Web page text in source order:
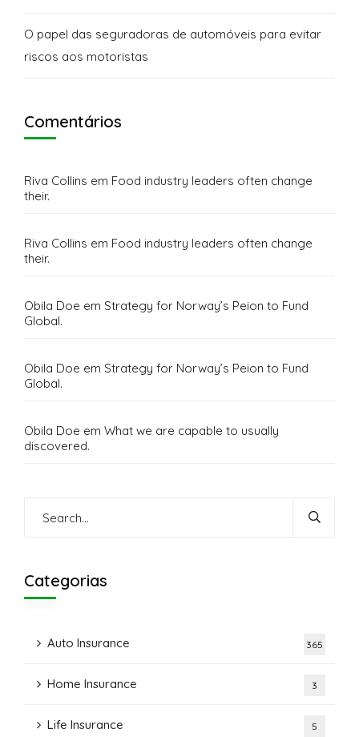
O papel das seguradoras de automóveis para evitar
riscos aos motoristas
Comentários
Riva Collins em Food industry leaders often change
their.
Riva Collins em Food industry leaders often change
their.
Obila Doe em Strategy for Norway’s Peion to Fund
Global.
Obila Doe em Strategy for Norway’s Peion to Fund
Global.
Obila Doe em What we are capable to usually
discovered.
Categorias
Auto Insurance 365
Home Insurance 3
Life Insurance 5